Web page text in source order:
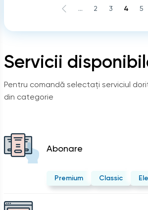
Servicii
Pentru comandă selectați serviciul
din categorie
Abonare
Premium Classic
... 2 3 4 5